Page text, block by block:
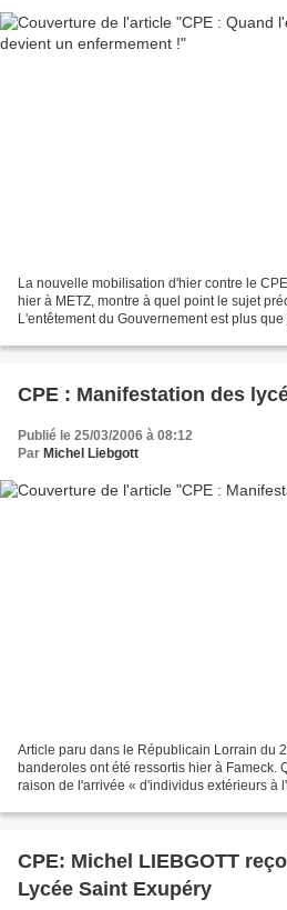
La nouvelle mobilisation d'hier contre le
hier à METZ, montre à quel point le sujet
L'entêtement du Gouvernement est plus que
CPE : Manifestation des
Publié le 25/03/2006 à 08:12
Par Michel Liebgott
Article paru dans le Républicain Lorrain du
banderoles ont été ressortis hier à Fameck.
raison de l'arrivée « d'individus extérieurs à
CPE: Michel LIEBGOTT
Lycée Saint Exupéry